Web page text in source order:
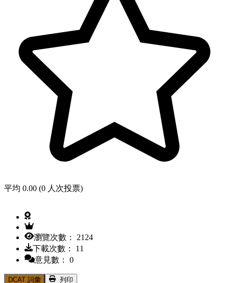
平均 0.00 (0 人次投票)
瀏覽次數： 2124
下載次數： 11
意見數： 0
DCAT 詞彙
列印